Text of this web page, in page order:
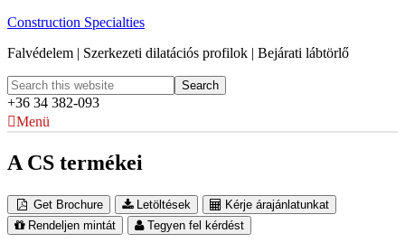
Construction Specialties
Falvédelem | Szerkezeti dilatációs profilok | Bejárati lábtörlő
+36 34 382-093
Menü
A CS termékei
Get Brochure Letöltések
Kérje árajánlatunkat
Rendeljen mintát
Tegyen fel kérdést